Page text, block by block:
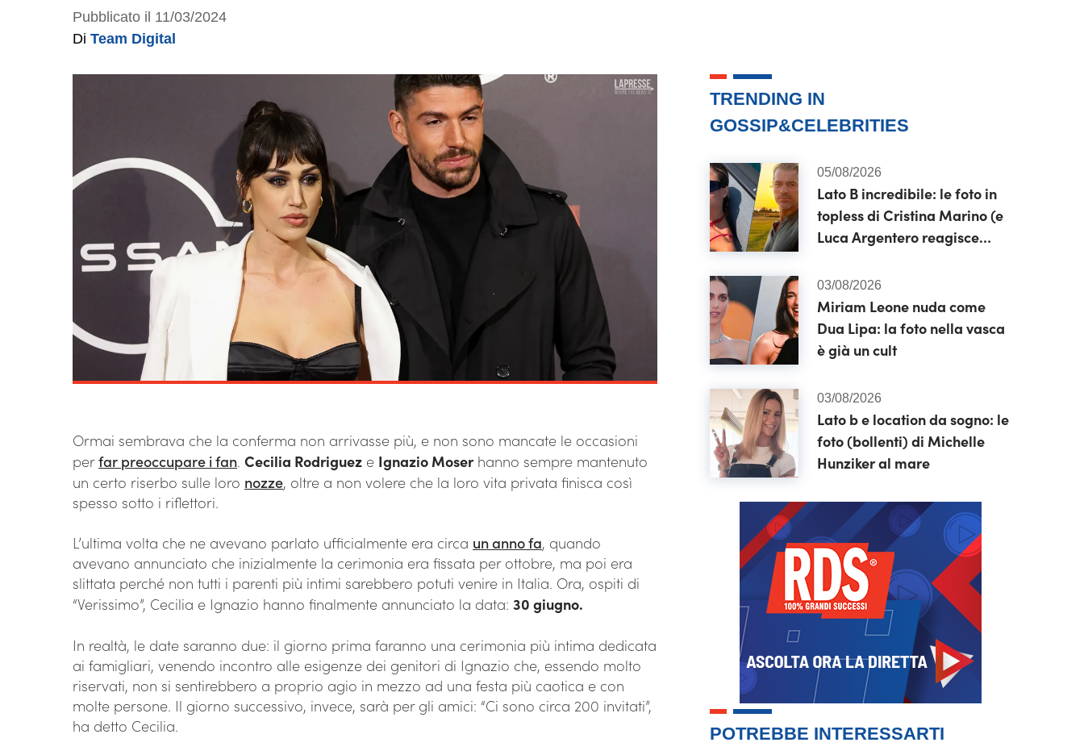
Pubblicato il 11/03/2024
Di Team Digital
Ormai sembrava che la conferma non arrivasse più, e non sono mancate le occasioni
perfar preoccupare i fan. Cecilia Rodriguez e Ignazio Moserhanno sempre mantenuto
un certo riserbo sulle loro nozze, oltre a non volere che la loro vita privata finisca così
spesso sotto i riflettori.
L’ultima volta che ne avevano parlato ufficialmente era circa un anno fa, quando
avevano annunciato che inizialmente la cerimonia era fissata per ottobre, ma poi era
slittata perché non tutti i parenti più intimi sarebbero potuti venire in Italia. Ora, ospiti di
“Verissimo”, Cecilia e Ignazio hanno finalmente annunciato la data: 30 giugno.
In realtà, le date saranno due: il giorno prima faranno una cerimonia più intima dedicata
ai famigliari, venendo incontro alle esigenze dei genitori di Ignazio che, essendo molto
riservati, non si sentirebbero a proprio agio in mezzo ad una festa più caotica e con
molte persone. Il giorno successivo, invece, sarà per gli amici: “Ci sono circa 200 invitati”,
ha detto Cecilia.
TRENDING IN
GOSSIP&CELEBRITIES
05/08/2026
Lato B incredibile: le foto in
topless di Cristina Marino (e
Luca Argentero reagisce
03/08/2026
Miriam Leone nuda come
Dua Lipa: la foto nella vasca
è già un cult
03/08/2026
Lato b e location da sogno: le
foto (bollenti) di Michelle
Hunziker al mare
POTREBBE INTERESSARTI